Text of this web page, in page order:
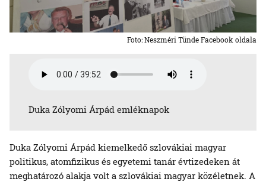
Foto: Neszméri Tünde Facebook oldala
Duka Zólyomi Árpád emléknapok
Duka Zólyomi Árpád kiemelkedő szlovákiai magyar
politikus, atomfizikus és egyetemi tanár évtizedeken át
meghatározó alakja volt a szlovákiai magyar közéletnek. A